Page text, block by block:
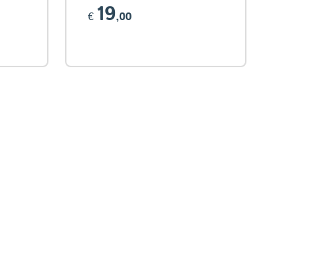
€ 19,00